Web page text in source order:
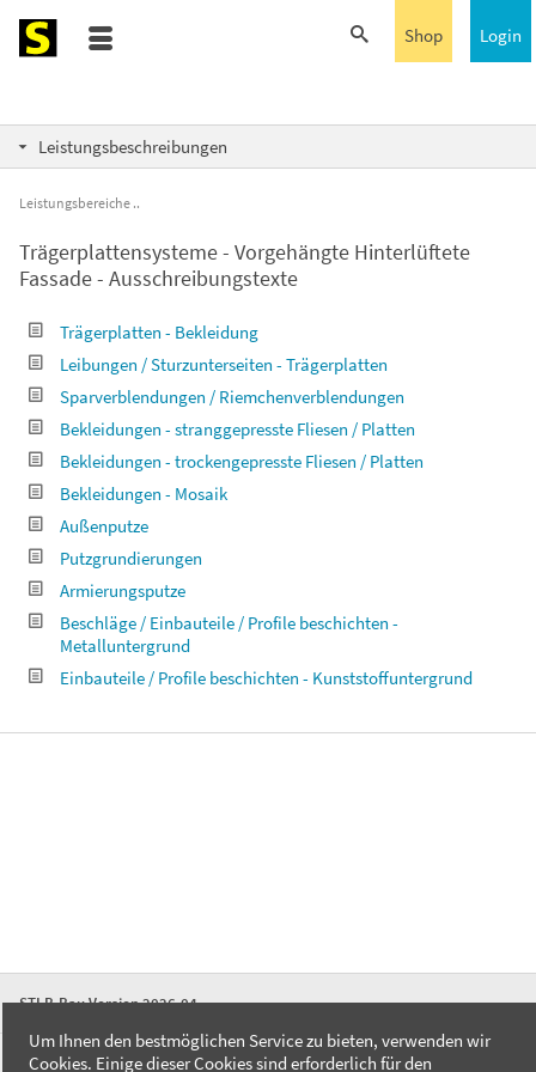
Login
Shop
Leistungsbeschreibungen
Leistungsbereiche
Trägerplattensysteme - Vorgehängte Hinterlüftete
Fassade - Ausschreibungstexte
Trägerplatten - Bekleidung
Leibungen / Sturzunterseiten - Trägerplatten
Sparverblendungen / Riemchenverblendungen
Bekleidungen - stranggepresste Fliesen / Platten
Bekleidungen - trockengepresste Fliesen / Platten
Bekleidungen - Mosaik
Außenputze
Putzgrundierungen
Armierungsputze
Beschläge / Einbauteile / Profile beschichten -
Metalluntergrund
Einbauteile / Profile beschichten - Kunststoffuntergrund
STLB-Bau Version 2026-04
FAQ
Um Ihnen den bestmöglichen Service zu bieten, verwenden wir
Cookies. Einige dieser Cookies sind erforderlich für den